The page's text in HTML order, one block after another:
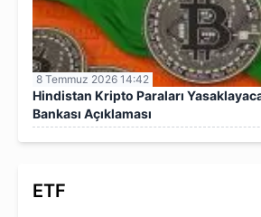
8 Temmuz 2026 14:42
Hindistan Kripto Paraları
Bankası Açıklaması
ETF